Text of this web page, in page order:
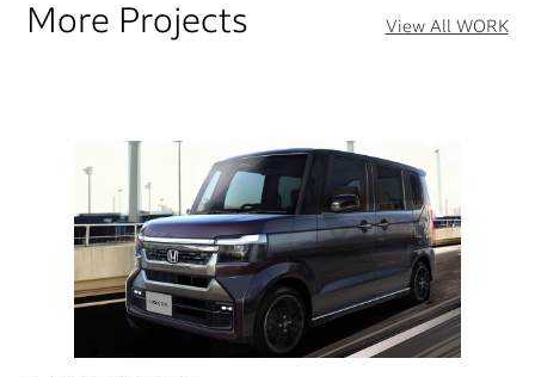
More Projects View All WORK